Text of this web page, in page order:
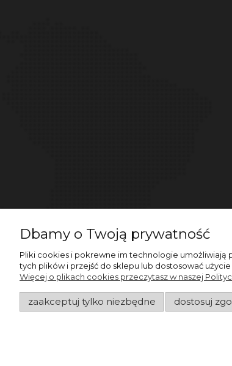
Dbamy o Twoją prywatność
Pliki cookies i pokrewne im technologie umożliwiają
tych plików i przejść do sklepu lub dostosować
Więcej o plikach cookies przeczytasz w naszej
zaakceptuj tylko niezbędne dostosuj